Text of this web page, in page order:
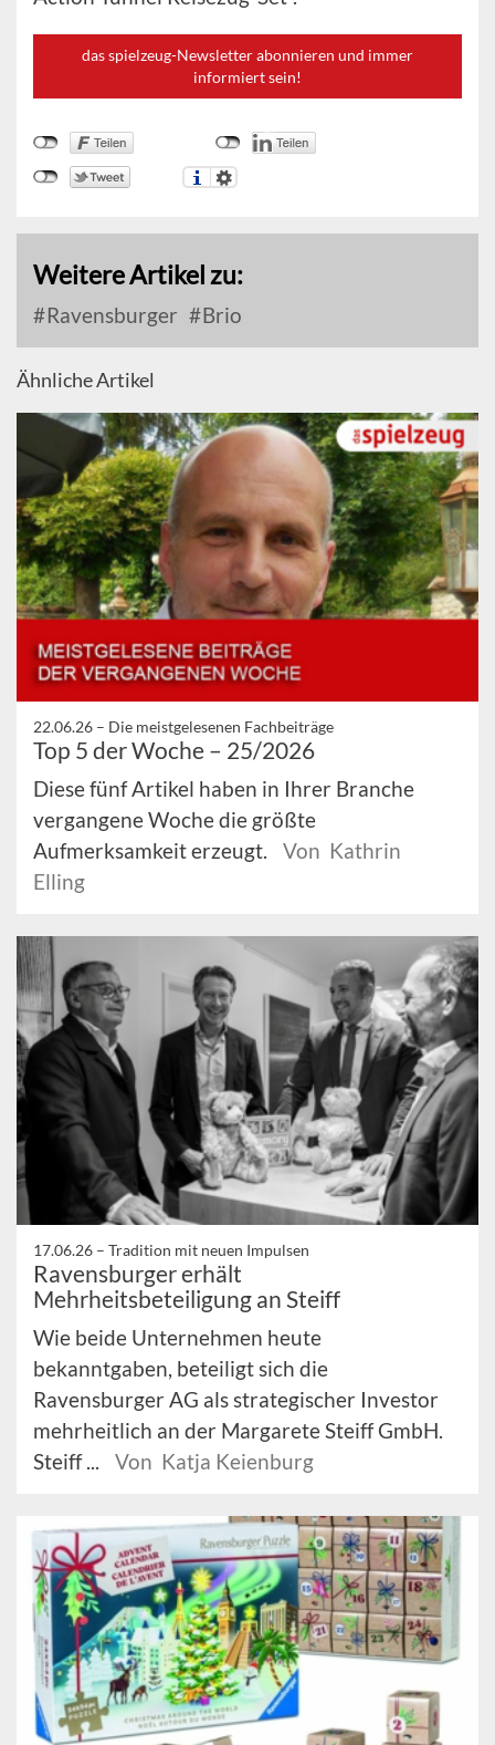
das spielzeug-Newsletter abonnieren und immer
informiert sein!
Weitere Artikel zu:
Ravensburger Brio
Ähnliche Artikel
22.06.26 – Die meistgelesenen Fachbeiträge
Top 5 der Woche – 25/2026
Diese fünf Artikel haben in Ihrer Branche
vergangene Woche die größte
Aufmerksamkeit erzeugt.
Von Kathrin
Elling
17.06.26 – Tradition mit neuen Impulsen
Ravensburger erhält
Mehrheitsbeteiligung an Steiff
Wie beide Unternehmen heute
bekanntgaben, beteiligt sich die
Ravensburger AG als strategischer Investor
mehrheitlich an der Margarete Steiff GmbH.
Steiff ...
Von Katja Keienburg